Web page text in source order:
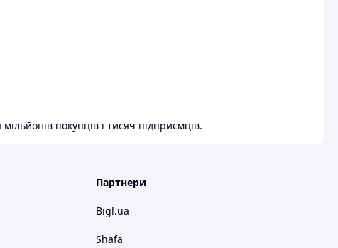
покупців і тисяч підприємців.
Партнери
Bigl.ua
Shafa